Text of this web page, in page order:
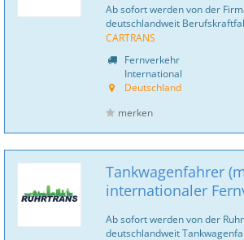
Ab sofort werden von der
deutschlandweit
CARTRANS
Fernverkehr
International
Deutschland
merken
Tankwagenfahrer
internationaler
Ab sofort werden von der
deutschlandweit